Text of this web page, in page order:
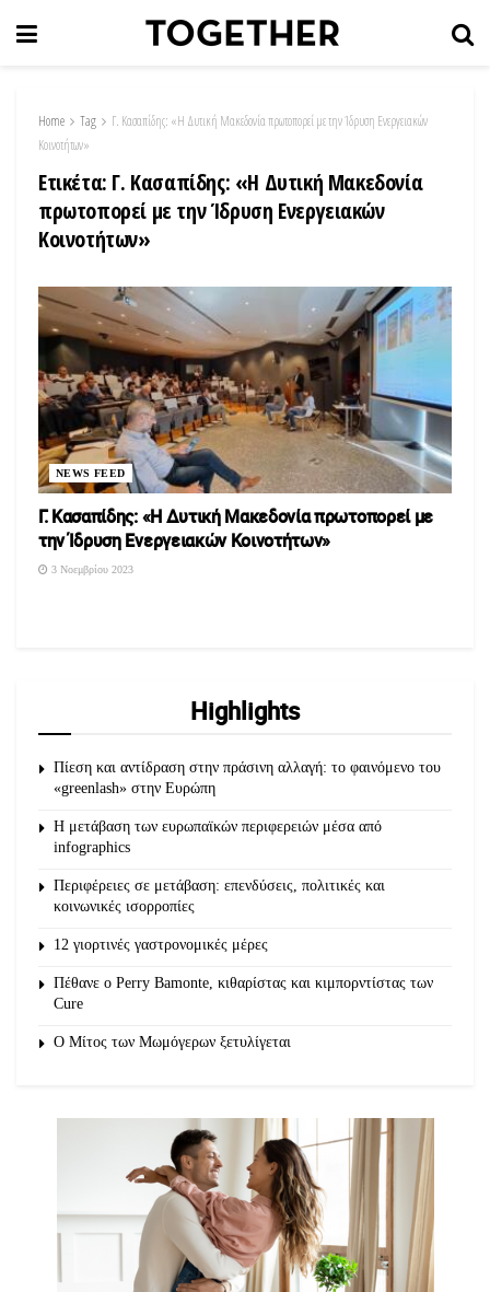
Home Tag
Γ. Κασαπίδης: «Η Δυτική Μακεδονία πρωτοπορεί με την Ίδρυση Ενεργειακών
Κοινοτήτων»
Ετικέτα: Γ. Κασαπίδης: «Η Δυτική Μακεδονία
πρωτοπορεί με την Ίδρυση Ενεργειακών
Κοινοτήτων»
NEWS FEED
Γ. Κασαπίδης: «Η Δυτική Μακεδονία πρωτοπορεί με
την Ίδρυση Ενεργειακών Κοινοτήτων»
3 Νοεμβρίου 2023
Highlights
Πίεση και αντίδραση στην πράσινη αλλαγή: το φαινόμενο του
«greenlash» στην Ευρώπη
Η μετάβαση των ευρωπαϊκών περιφερειών μέσα από
infographics
Περιφέρειες σε μετάβαση: επενδύσεις, πολιτικές και
κοινωνικές ισορροπίες
12 γιορτινές γαστρονομικές μέρες
Πέθανε ο Perry Bamonte, κιθαρίστας και κιμπορντίστας των
Cure
O Μίτος των Μωμόγερων ξετυλίγεται